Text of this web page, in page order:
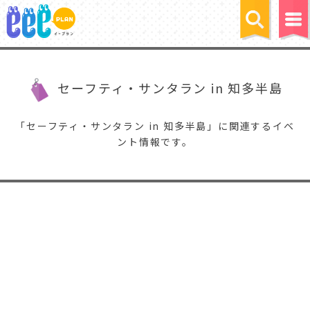
セーフティ・サンタラン in 知多半島
「セーフティ・サンタラン in 知多半島」に関連するイベ
ント情報です。